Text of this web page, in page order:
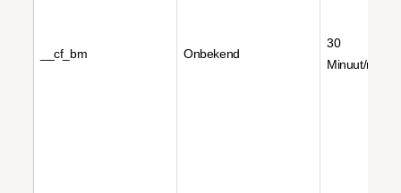
__cf_bm Onbekend
30
Minuut/